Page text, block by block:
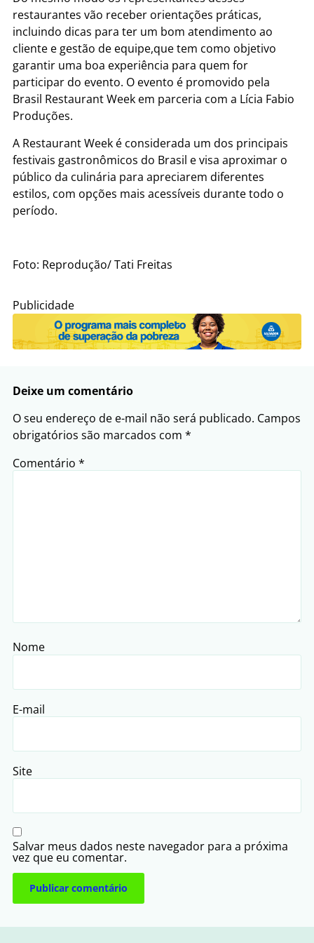
restaurantes vão receber orientações práticas,
incluindo dicas para ter um bom atendimento ao
cliente e gestão de equipe,que tem como objetivo
garantir uma boa experiência para quem for
participar do evento. O evento é promovido pela
Brasil Restaurant Week em parceria com a Lícia Fabio
Produções.
A Restaurant Week é considerada um dos principais
festivais gastronômicos do Brasil e visa aproximar o
público da culinária para apreciarem diferentes
estilos, com opções mais acessíveis durante todo o
período.
Foto: Reprodução/ Tati Freitas
Publicidade
Deixe um comentário
O seu endereço de e-mail não será publicado. Campos
obrigatórios são marcados com *
Comentário *
Nome
E-mail
Site
Salvar meus dados neste navegador para a próxima
vez que eu comentar.